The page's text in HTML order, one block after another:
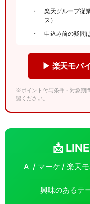
楽天グループ従
ス）
申込み前の疑問
▶ 楽天モバ
※ポイント付与条件・対象期
認ください。
📩
AI / マーケ / 楽天
興味のあるテ